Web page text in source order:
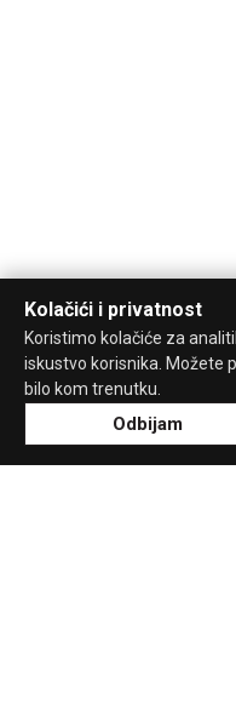
Kolačići i privatnost
Koristimo kolačiće za
iskustvo korisnika. Možete
bilo kom trenutku.
Odbijam